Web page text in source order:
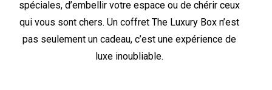
spéciales, d’embellir votre espace ou de chérir ceux
qui vous sont chers. Un coffret The Luxury Box n’est
pas seulement un cadeau, c’est une expérience de
luxe inoubliable.